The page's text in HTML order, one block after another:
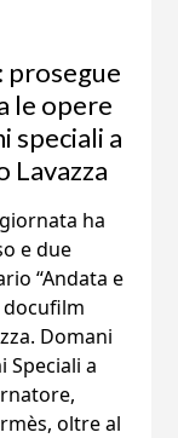
prosegue
le opere
speciali a
Lavazza
ha
e due
“Andata e
docufilm
Domani
Speciali a
oltre al